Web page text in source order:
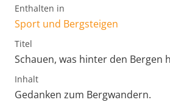
Enthalten in
Sport und Bergsteigen
Titel
Schauen, was hinter den Bergen
Inhalt
Gedanken zum Bergwandern.